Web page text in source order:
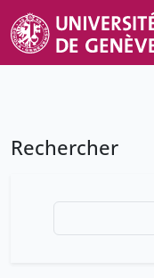
Rechercher